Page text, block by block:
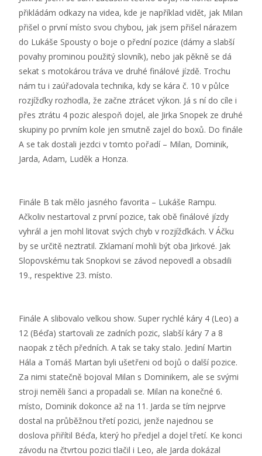
přikládám odkazy na videa, kde je například vidět, jak Milan
přišel o první místo svou chybou, jak jsem přišel nárazem
do Lukáše Spousty o boje o přední pozice (dámy a slabší
povahy prominou použitý slovník), nebo jak pěkně se dá
sekat s motokárou tráva ve druhé finálové jízdě. Trochu
nám tu i zaúřadovala technika, kdy se kára č. 10 v půlce
rozjížďky rozhodla, že začne ztrácet výkon. Já s ní do cíle i
přes ztrátu 4 pozic alespoň dojel, ale Jirka Snopek ze druhé
skupiny po prvním kole jen smutně zajel do boxů. Do finále
A se tak dostali jezdci v tomto pořadí – Milan, Dominik,
Jarda, Adam, Luděk a Honza.
Finále B tak mělo jasného favorita – Lukáše Rampu.
Ačkoliv nestartoval z první pozice, tak obě finálové jízdy
vyhrál a jen mohl litovat svých chyb v rozjížďkách. V Áčku
by se určitě neztratil. Zklamaní mohli být oba Jirkové. Jak
Slopovskému tak Snopkovi se závod nepovedl a obsadili
19., respektive 23. místo.
Finále A slibovalo velkou show. Super rychlé káry 4 (Leo) a
12 (Béďa) startovali ze zadních pozic, slabší káry 7 a 8
naopak z těch předních. A tak se taky stalo. Jediní Martin
Hála a Tomáš Martan byli ušetřeni od bojů o další pozice.
Za nimi statečně bojoval Milan s Dominikem, ale se svými
stroji neměli šanci a propadali se. Milan na konečné 6.
místo, Dominik dokonce až na 11. Jarda se tím nejprve
dostal na průběžnou třetí pozici, jenže najednou se
doslova přiřítil Béďa, který ho předjel a dojel třetí. Ke konci
závodu na čtvrtou pozici tlačil i Leo, ale Jarda dokázal